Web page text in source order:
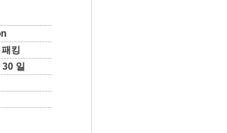
킹
30 일